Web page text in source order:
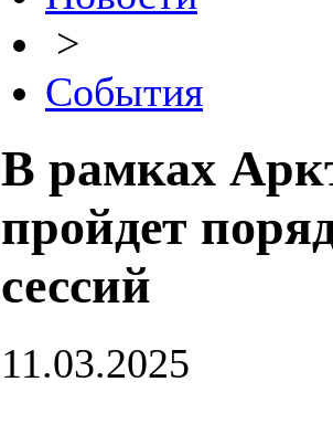
>
События
В рамках
пройдет
сессий
11.03.2025